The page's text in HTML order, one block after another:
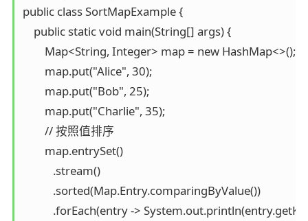
public class SortMapExample {
    public static void main(String[] args) {
        Map<String, Integer> map = new HashMap<>();
        map.put("Alice", 30);
        map.put("Bob", 25);
        map.put("Charlie", 35);
        // 按照值排序
        map.entrySet()
           .stream()
           .sorted(Map.Entry.comparingByValue())
.forEach(entry ->